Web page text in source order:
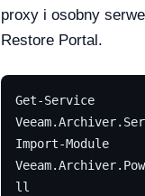
proxy i osobny
Restore Portal.
Get-Service
Import-Module
ll